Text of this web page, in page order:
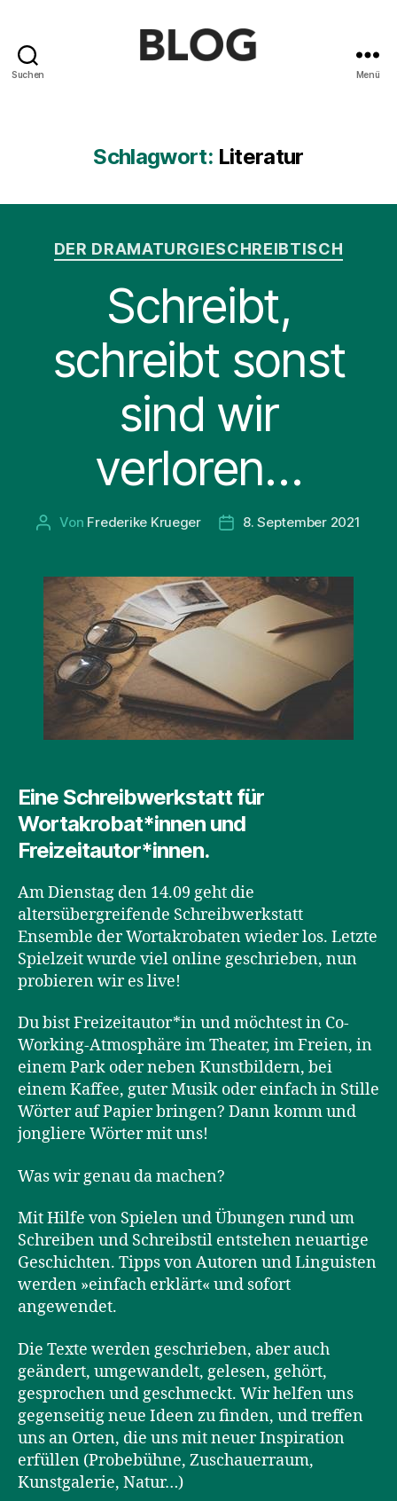
Suchen
Staatstheaters
Menü
Schlagwort: Literatur
Kategorien
DER DRAMATURGIESCHREIBTISCH
Schreibt,
schreibt sonst
sind wir
verloren…
Beitragsautor
Von Frederike Krueger Beitragsdatum
8. September 2021
Eine Schreibwerkstatt für
Wortakrobat*innen und
Freizeitautor*innen.
Am Dienstag den 14.09 geht die
altersübergreifende Schreibwerkstatt
Ensemble der Wortakrobaten wieder los. Letzte
Spielzeit wurde viel online geschrieben, nun
probieren wir es live!
Du bist Freizeitautor*in und möchtest in Co-
Working-Atmosphäre im Theater, im Freien, in
einem Park oder neben Kunstbildern, bei
einem Kaffee, guter Musik oder einfach in Stille
Wörter auf Papier bringen? Dann komm und
jongliere Wörter mit uns!
Was wir genau da machen?
Mit Hilfe von Spielen und Übungen rund um
Schreiben und Schreibstil entstehen neuartige
Geschichten. Tipps von Autoren und Linguisten
werden »einfach erklärt« und sofort
angewendet.
Die Texte werden geschrieben, aber auch
geändert, umgewandelt, gelesen, gehört,
gesprochen und geschmeckt. Wir helfen uns
gegenseitig neue Ideen zu finden, und treffen
uns an Orten, die uns mit neuer Inspiration
erfüllen (Probebühne, Zuschauerraum,
Kunstgalerie, Natur…)